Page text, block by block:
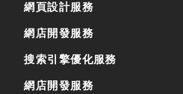
網頁設計服務
網店開發服務
搜索引擎優化服務
網店開發服務